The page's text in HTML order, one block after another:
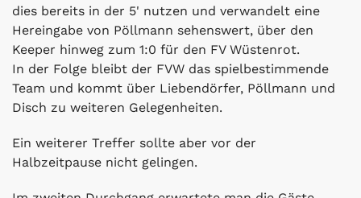
dies bereits in der 5' nutzen und verwandelt eine
Hereingabe von Pöllmann sehenswert, über den
Keeper hinweg zum 1:0 für den FV Wüstenrot.
In der Folge bleibt der FVW das spielbestimmende
Team und kommt über Liebendörfer, Pöllmann und
Disch zu weiteren Gelegenheiten.
Ein weiterer Treffer sollte aber vor der
Halbzeitpause nicht gelingen.